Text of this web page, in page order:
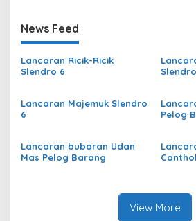
News Feed
Lancaran Ricik-Ricik
Slendro 6
Lancaran Majemuk Slendro
6
Pelog
Lancaran bubaran Udan
Mas Pelog Barang
View More